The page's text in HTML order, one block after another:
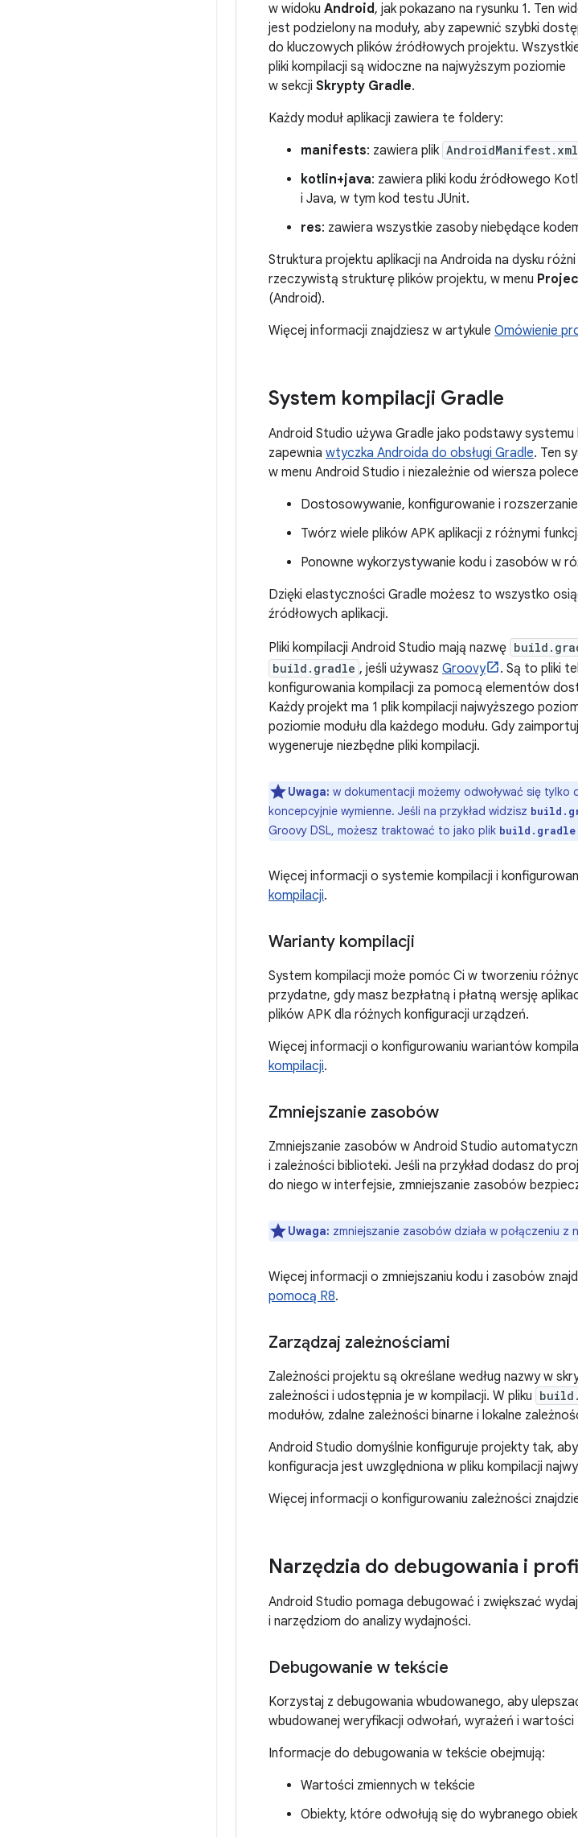
w widoku Android, jak pokazano na rysunku 1. Ten
jest podzielony na moduły, aby zapewnić szybki
do kluczowych plików źródłowych projektu.
pliki kompilacji są widoczne na najwyższym poziomie
w sekcji Skrypty Gradle.
Każdy moduł aplikacji zawiera te foldery:
manifests: zawiera plik AndroidManifest.xml
kotlin+java: zawiera pliki kodu źródłowego
i Java, w tym kod testu JUnit.
res: zawiera wszystkie zasoby niebędące
Struktura projektu aplikacji na Androida na dysku
rzeczywistą strukturę plików projektu, w menu
(Android).
Więcej informacji znajdziesz w artykule Omówienie
System kompilacji Gradle
Android Studio używa Gradle jako podstawy
zapewnia wtyczka Androida do obsługi Gradle. Ten
w menu Android Studio i niezależnie od wiersza
Dostosowywanie, konfigurowanie i
Twórz wiele plików APK aplikacji z różnymi
Ponowne wykorzystywanie kodu i zasobów w
Dzięki elastyczności Gradle możesz to wszystko
źródłowych aplikacji.
Pliki kompilacji Android Studio mają nazwę
build.gradle , jeśli używasz Groovy
. Są to pliki
konfigurowania kompilacji za pomocą elementów
Każdy projekt ma 1 plik kompilacji najwyższego
poziomie modułu dla każdego modułu. Gdy
wygeneruje niezbędne pliki kompilacji.
Uwaga: w dokumentacji możemy odwoływać się tylko
koncepcyjnie wymienne. Jeśli na przykład widzisz
Groovy DSL, możesz traktować to jako plik build.gradle
Więcej informacji o systemie kompilacji i
kompilacji.
Warianty kompilacji
System kompilacji może pomóc Ci w tworzeniu
przydatne, gdy masz bezpłatną i płatną wersję
plików APK dla różnych konfiguracji urządzeń.
Więcej informacji o konfigurowaniu wariantów
kompilacji.
Zmniejszanie zasobów
Zmniejszanie zasobów w Android Studio
i zależności biblioteki. Jeśli na przykład dodasz do
do niego w interfejsie, zmniejszanie zasobów
Uwaga: zmniejszanie zasobów działa w połączeniu
Więcej informacji o zmniejszaniu kodu i zasobów
pomocą R8.
Zarządzaj zależnościami
Zależności projektu są określane według nazwy w
zależności i udostępnia je w kompilacji. W pliku
modułów, zdalne zależności binarne i lokalne
Android Studio domyślnie konfiguruje projekty tak,
konfiguracja jest uwzględniona w pliku kompilacji
Więcej informacji o konfigurowaniu zależności
Narzędzia do debugowania i
Android Studio pomaga debugować i zwiększać
i narzędziom do analizy wydajności.
Debugowanie w tekście
Korzystaj z debugowania wbudowanego, aby
wbudowanej weryfikacji odwołań, wyrażeń i wartości
Informacje do debugowania w tekście obejmują:
Wartości zmiennych w tekście
Obiekty, które odwołują się do wybranego